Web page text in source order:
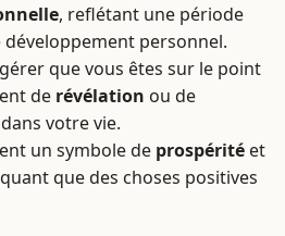
, reflétant une période
développement personnel.
que vous êtes sur le point
de révélation ou de
dans votre vie.
un symbole de prospérité et
que des choses positives